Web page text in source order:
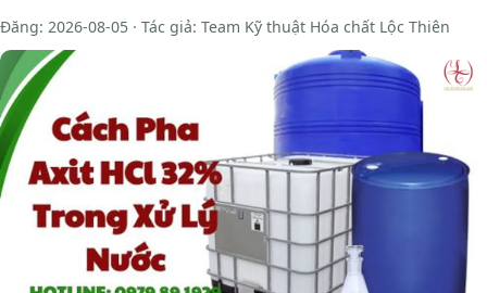
Đăng: 2026-08-05 · Tác giả: Team Kỹ thuật Hóa chất Lộc Thiên